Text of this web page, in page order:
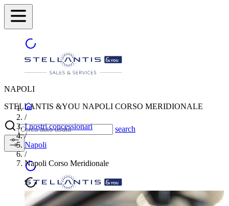
NAPOLI
STELLANTIS &YOU NAPOLI CORSO MERIDIONALE
search
/
I nostri concessionari
/
Napoli
/
Napoli Corso Meridionale